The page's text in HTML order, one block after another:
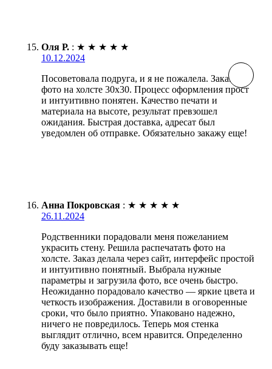
Оля Р. : ★ ★ ★ ★ ★
10.12.2024
Посоветовала подруга, и я не пожалела. Заказала
фото на холсте 30х30. Процесс оформления прост
и интуитивно понятен. Качество печати и
материала на высоте, результат превзошел
ожидания. Быстрая доставка, адресат был
уведомлен об отправке. Обязательно закажу еще!
Анна Покровская : ★ ★ ★ ★ ★
26.11.2024
Родственники порадовали меня пожеланием
украсить стену. Решила распечатать фото на
холсте. Заказ делала через сайт, интерфейс простой
и интуитивно понятный. Выбрала нужные
параметры и загрузила фото, все очень быстро.
Неожиданно порадовало качество — яркие цвета и
четкость изображения. Доставили в оговоренные
сроки, что было приятно. Упаковано надежно,
ничего не повредилось. Теперь моя стенка
выглядит отлично, всем нравится. Определенно
буду заказывать еще!